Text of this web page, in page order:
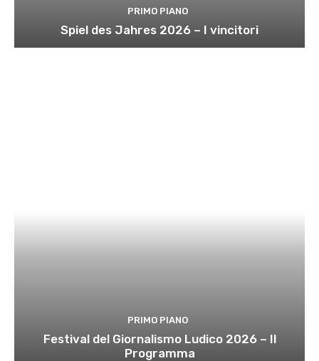
PRIMO PIANO
Spiel des Jahres 2026 – I vincitori
PRIMO PIANO
Festival del Giornalismo Ludico 2026 – Il
Programma